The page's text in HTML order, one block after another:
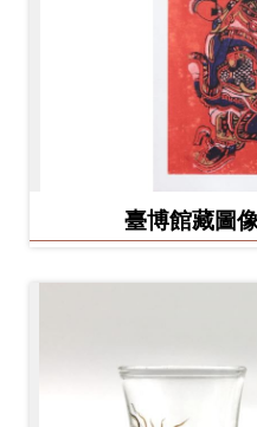
臺博館藏圖